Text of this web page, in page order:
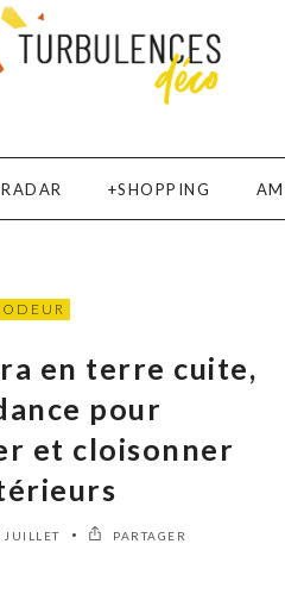
SHOPPING
en terre cuite,
pour
et cloisonner
JUILLET PARTAGER